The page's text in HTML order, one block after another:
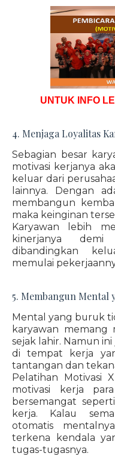
UNTUK INFO
4. Menjaga Loyalitas
Sebagian besar
motivasi kerjanya
keluar dari
lainnya. Dengan
membangun
maka keinginan
Karyawan lebih
kinerjanya demi
dibandingkan
memulai
5. Membangun Mental
Mental yang buruk
karyawan
sejak lahir. Namun
di tempat kerja
tantangan dan
Pelatihan Motivasi
motivasi kerja
bersemangat
kerja. Kalau
otomatis
terkena kendala
tugas-tugasnya.